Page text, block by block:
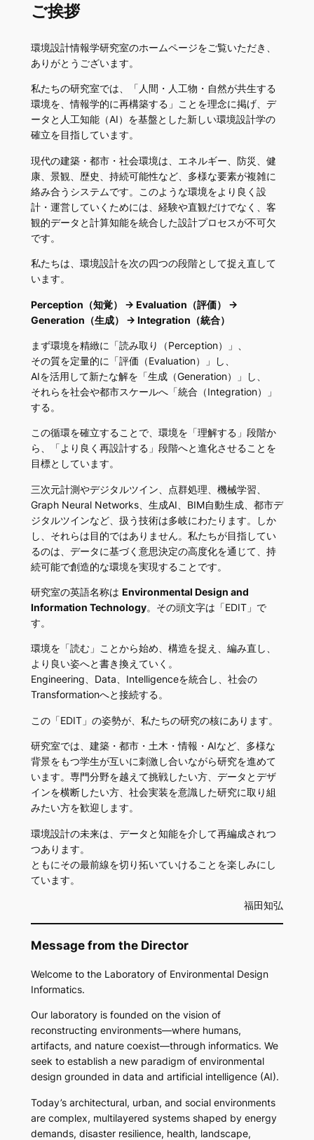
ご挨拶
環境設計情報学研究室のホームページをご覧いただき、
ありがとうございます。
私たちの研究室では、「人間・人工物・自然が共生する
環境を、情報学的に再構築する」ことを理念に掲げ、デ
ータと人工知能（AI）を基盤とした新しい環境設計学の
確立を目指しています。
現代の建築・都市・社会環境は、エネルギー、防災、健
康、景観、歴史、持続可能性など、多様な要素が複雑に
絡み合うシステムです。このような環境をより良く設
計・運営していくためには、経験や直観だけでなく、客
観的データと計算知能を統合した設計プロセスが不可欠
です。
私たちは、環境設計を次の四つの段階として捉え直して
います。
Perception（知覚） → Evaluation（評価） →
Generation（生成） → Integration（統合）
まず環境を精緻に「読み取り（Perception）」、
その質を定量的に「評価（Evaluation）」し、
AIを活用して新たな解を「生成（Generation）」し、
それらを社会や都市スケールへ「統合（Integration）」
する。
この循環を確立することで、環境を「理解する」段階か
ら、「より良く再設計する」段階へと進化させることを
目標としています。
三次元計測やデジタルツイン、点群処理、機械学習、
Graph Neural Networks、生成AI、BIM自動生成、都市デ
ジタルツインなど、扱う技術は多岐にわたります。しか
し、それらは目的ではありません。私たちが目指してい
るのは、データに基づく意思決定の高度化を通じて、持
続可能で創造的な環境を実現することです。
研究室の英語名称は Environmental Design and
Information Technology。その頭文字は「EDIT」で
す。
環境を「読む」ことから始め、構造を捉え、編み直し、
より良い姿へと書き換えていく。
Engineering、Data、Intelligenceを統合し、社会の
Transformationへと接続する。
この「EDIT」の姿勢が、私たちの研究の核にあります。
研究室では、建築・都市・土木・情報・AIなど、多様な
背景をもつ学生が互いに刺激し合いながら研究を進めて
います。専門分野を越えて挑戦したい方、データとデザ
インを横断したい方、社会実装を意識した研究に取り組
みたい方を歓迎します。
環境設計の未来は、データと知能を介して再編成されつ
つあります。
ともにその最前線を切り拓いていけることを楽しみにし
ています。
福田知弘
Message from the Director
Welcome to the Laboratory of Environmental Design
Informatics.
Our laboratory is founded on the vision of
reconstructing environments—where humans,
artifacts, and nature coexist—through informatics. We
seek to establish a new paradigm of environmental
design grounded in data and artificial intelligence (AI).
Today’s architectural, urban, and social environments
are complex, multilayered systems shaped by energy
demands, disaster resilience, health, landscape,